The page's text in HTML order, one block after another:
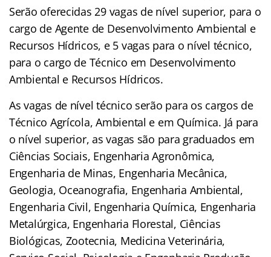
Serão oferecidas 29 vagas de nível superior, para o
cargo de Agente de Desenvolvimento Ambiental e
Recursos Hídricos, e 5 vagas para o nível técnico,
para o cargo de Técnico em Desenvolvimento
Ambiental e Recursos Hídricos.
As vagas de nível técnico serão para os cargos de
Técnico Agrícola, Ambiental e em Química. Já para
o nível superior, as vagas são para graduados em
Ciências Sociais, Engenharia Agronômica,
Engenharia de Minas, Engenharia Mecânica,
Geologia, Oceanografia, Engenharia Ambiental,
Engenharia Civil, Engenharia Química, Engenharia
Metalúrgica, Engenharia Florestal, Ciências
Biológicas, Zootecnia, Medicina Veterinária,